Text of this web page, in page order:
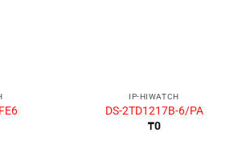
IP-HIWATCH
DS-2TD1217B-6/PA
₸0